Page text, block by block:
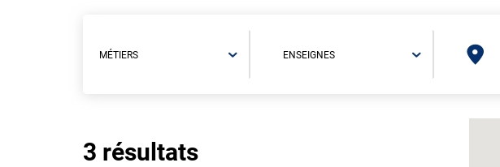
MÉTIERS ENSEIGNES
3 résultats